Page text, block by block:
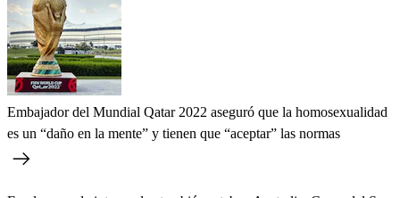
Embajador del Mundial Qatar 2022 aseguró que la homosexualidad
es un “daño en la mente” y tienen que “aceptar” las normas